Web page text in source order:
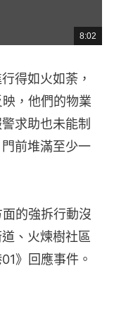
總
共
8:02
得如火如荼，
，他們的物業
求助也未能制
前堆滿至少一
的強拆行動沒
、火煉樹社區
》回應事件。